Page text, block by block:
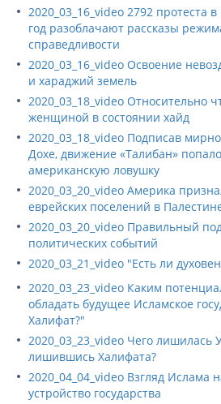
2020_03_16_video 2792 протеста
год разоблачают рассказы
справедливости
2020_03_16_video Освоение
и хараджий земель
2020_03_18_video Относительно
женщиной в состоянии хайд
2020_03_18_video Подписав
Дохе, движение «Талибан»
американскую ловушку
2020_03_20_video Америка
еврейских поселений в
2020_03_20_video Правильный
политических событий
2020_03_21_video "Есть ли
2020_03_23_video Каким
обладать будущее Исламское
Халифат?"
2020_03_23_video Чего лишилась
лишившись Халифата?
2020_04_04_video Взгляд Ислама
устройство государства